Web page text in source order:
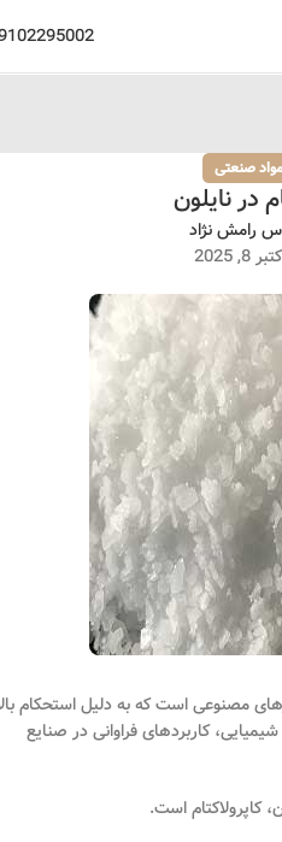
صنعتی
در نایلون
رامش نژاد
2025
مصنوعی است که به دلیل استحکام
کاربردهای فراوانی در صنایع
کاپرولاکتام است.